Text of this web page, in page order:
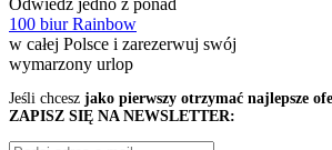
Odwiedź jedno z ponad
100 biur Rainbow
w całej Polsce i zarezerwuj swój
wymarzony urlop
Jeśli chcesz jako pierwszy otrzymać najlepsze
ZAPISZ SIĘ NA NEWSLETTER: